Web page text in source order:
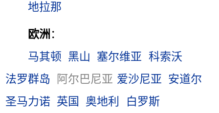
地拉那
欧洲 ：
马其顿 黑山 塞尔维亚 科索沃
法罗群岛
阿尔巴尼亚 爱沙尼亚 安道尔
圣马力诺 英国 奥地利
白罗斯